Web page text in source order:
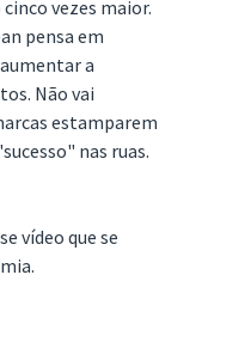
vezes maior.
pensa em
a
Não vai
estamparem
nas ruas.
vídeo que se